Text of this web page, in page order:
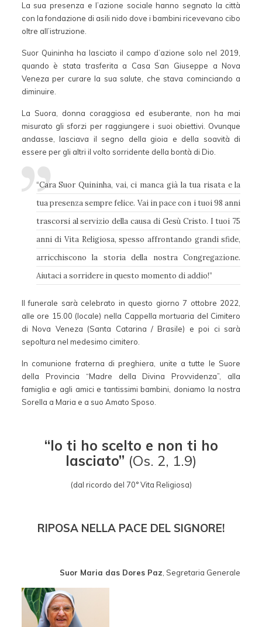
La sua presenza e l’azione sociale hanno segnato la città
con la fondazione di asili nido dove i bambini ricevevano cibo
oltre all’istruzione.
Suor Quininha ha lasciato il campo d’azione solo nel 2019,
quando è stata trasferita a Casa San Giuseppe a Nova
Veneza per curare la sua salute, che stava cominciando a
diminuire.
La Suora, donna coraggiosa ed esuberante, non ha mai
misurato gli sforzi per raggiungere i suoi obiettivi. Ovunque
andasse, lasciava il segno della gioia e della soavità di
essere per gli altri il volto sorridente della bontà di Dio.
“Cara Suor Quininha, vai, ci manca già la tua risata e la
tua presenza sempre felice. Vai in pace con i tuoi 98 anni
trascorsi al servizio della causa di Gesù Cristo. I tuoi 75
anni di Vita Religiosa, spesso affrontando grandi sfide,
arricchiscono la storia della nostra Congregazione.
Aiutaci a sorridere in questo momento di addio!”
Il funerale sarà celebrato in questo giorno 7 ottobre 2022,
alle ore 15.00 (locale) nella Cappella mortuaria del Cimitero
di Nova Veneza (Santa Catarina / Brasile) e poi ci sarà
sepoltura nel medesimo cimitero.
In comunione fraterna di preghiera, unite a tutte le Suore
della Provincia “Madre della Divina Provvidenza”, alla
famiglia e agli amici e tantissimi bambini, doniamo la nostra
Sorella a Maria e a suo Amato Sposo.
“Io ti ho scelto e non ti ho
lasciato” (Os. 2, 1.9)
(dal ricordo del 70° Vita Religiosa)
RIPOSA NELLA PACE DEL SIGNORE!
Suor Maria das Dores Paz , Segretaria Generale